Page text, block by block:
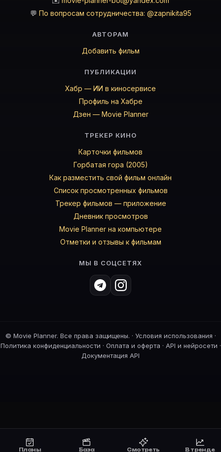
Планы Смотреть Премьеры В тренде
Планы База Смотреть В тренде
💬 По вопросам сотрудничества: @zapnikita95
АВТОРАМ
Добавить фильм
ПУБЛИКАЦИИ
Хабр — ИИ в киносервисе
Профиль на Хабре
Дзен — Movie Planner
ТРЕКЕР КИНО
Карточки фильмов
Горбатая гора (2005)
Как разместить свой фильм онлайн
Список просмотренных фильмов
Трекер фильмов — приложение
Дневник просмотров
Movie Planner на компьютере
Отметки и отзывы к фильмам
МЫ В СОЦСЕТЯХ
© Movie Planner. Все права защищены. · Условия использования ·
Политика конфиденциальности · Оплата и оферта · API и нейросети ·
Документация API